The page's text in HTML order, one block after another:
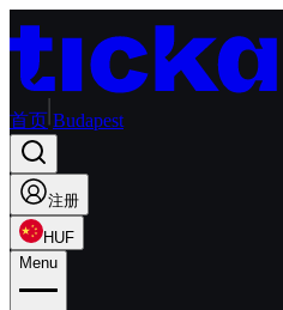
首页 Budapest
注册
HUF
Menu